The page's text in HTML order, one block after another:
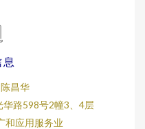
陈昌华
华路598号2幢3、4层
和应用服务业